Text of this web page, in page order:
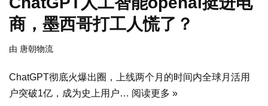
商，墨西哥打工人慌了？
由 唐朝物流
ChatGPT彻底火爆出圈，上线两个月的时间内全球月活用
户突破1亿，成为史上用户… 阅读更多 »